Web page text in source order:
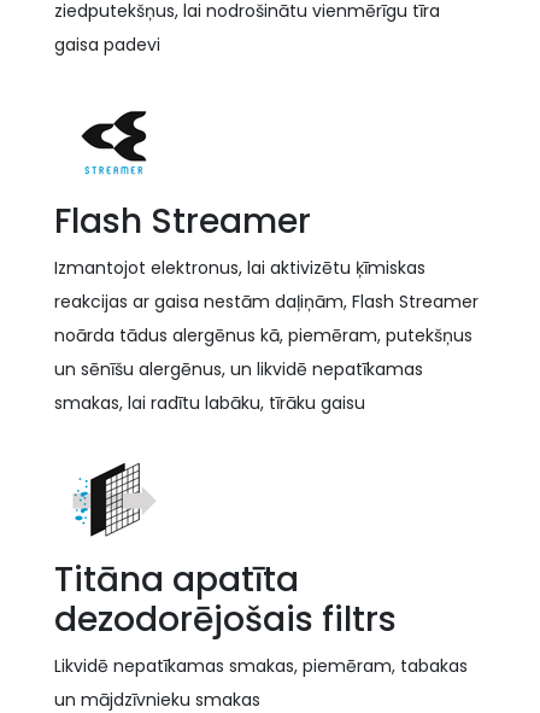
ziedputekšņus, lai nodrošinātu vienmērīgu tīra
gaisa padevi
Flash Streamer
Izmantojot elektronus, lai aktivizētu ķīmiskas
reakcijas ar gaisa nestām daļiņām, Flash Streamer
noārda tādus alergēnus kā, piemēram, putekšņus
un sēnīšu alergēnus, un likvidē nepatīkamas
smakas, lai radītu labāku, tīrāku gaisu
Titāna apatīta
dezodorējošais filtrs
Likvidē nepatīkamas smakas, piemēram, tabakas
un mājdzīvnieku smakas